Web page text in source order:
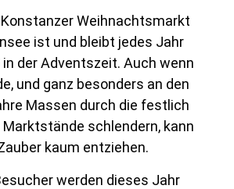
Weihnachtsmarkt
ist und bleibt jedes Jahr
der Adventszeit. Auch wenn
und ganz besonders an den
Massen durch die festlich
schlendern, kann
kaum entziehen.
werden dieses Jahr